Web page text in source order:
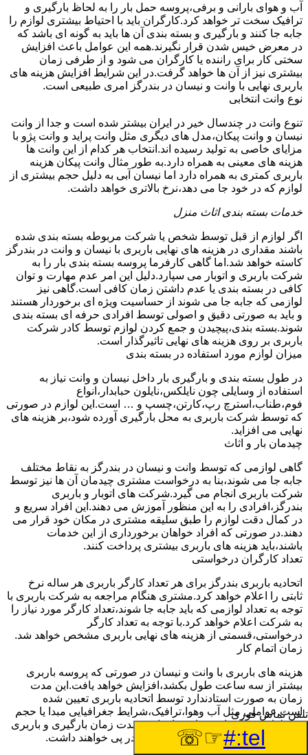
آب و هوای بارانی و برفی،پروسه حمل بار را به لحاظ بارگیری و
ترافیک سخت تر خواهد کرد.کارگران باید با احتیاط بیشتری لوازم را
جابه جا کنند و بارگیری و بسته بندی آن ها باید به گونه ای باشد که
در معرض خیس شدن قرار نگیرند.همه این عوامل باعث افزایش
سختی کار برای راننده یا کارگران می شود و از طرفی زمان
بیشتری نیز از آن ها خواهد گرفت.در این شرایط افزایش هزینه های
باربری نهایی با وانت و نیسان در بندرگز امری طبیعی است.
نوع وانت انتخابی
تنوع وانت در چندسال خیر در ایران بیشتر شده است و جدا از وانت
نیسان و وانت پیکان،مدل های دیگری مثل وانت پراید و وانت پژو با
مزایای خاصی به تولید رسیده اند.انتخاب هر کدام از این وانت ها
هزینه های معینی به همراه دارد.به طور مثال وانت پیکان هزینه
باربری کمتری به همراه دارد اما نیسان آبی به دلیل حجم بیشتری از
لوازم که در خود جا می دهد،نرخ بالاتری خواهد داشت.
خدمات بسته بندی اثاث منزل
اگر لوازم از قبل توسط شخص یا شرکت مربوطه بسته بندی شده
باشند مقداری در هزینه های نهایی باربری با نیسان و وانت در بندرگز
کاسته خواهد شد.اما گاهی کارفرما پروسه بسته بندی بار را به
شرکت باربری و اتوبار می سپارد.دلیل این امر عدم مهارت و توان
کافی در بسته بندی یا عدم داشتن زمان کافی است.گاهی نیز
لوازمی که جابه جا می شوند از حساسیت ویژه ای برخوردار هستند
و باید به صورتی دقیق و اصولی توسط افرادی حرفه ای بسته بندی
شوند.بسته بندی،پیچیدن و جمع کردن لوازم توسط کادر شرکت
باربری بر روی هزینه های نهایی تاثیرگذار است.
میزان لوازم مورد استفاده در بسته بندی
در طول بسته بندی و بارگیری بار داخل نیسان و وانت نیاز به
استفاده از وسایلی چون نایلکس،نایلون حبابدار،انواع
فوم،طناب،استرچ رپ،کارتن،چسپ و … است.این لوازم در صورتی
که توسط شرکت باربری به محل بارگیری آورده شود،بر هزینه های
نهایی می افزاید.
چیدمان بار و اثاث
گاهی لوازمی که توسط وانت و نیسان در بندرگز به نقاط مختلف
جابه جا می شوند،بنا به درخواست مشتری چیدمان آن ها نیز توسط
شرکت باربری انجام می گیرد.شرکت های اتوبار و باربری
بندرگز،افرادی را به این منظور آموزش می دهند.این افراد سریع و
در کمال دقت لوازم را طبق سلیقه مشتری در مکان خود قرار می
دهند.در صورتی که افراد خواهان برخورداری از این خدمات
باشند،باید هزینه های باربری بیشتری پرداخت کنند.
تعداد کارگران درخواستی
اتحادیه باربری بندرگز برای هر تعداد کارگر باربری هر ساله نرخ
ثابتی را اعلام خواهد کرد.مشتری هنگام مراجعه به شرکت باربری با
توجه به تعداد لوازمی که باید جابه جا شوند،تعداد کارگر مورد نیاز را
به شرکت اعلام خواهد کرد.با توجه به تعداد کارگر
درخواستی،قسمتی از هزینه های نهایی باربری مشخص خواهد شد.
زمان اتمام کار
هزینه های باربری با وانت و نیسان در صورتی که پروسه باربری
بیشتر از سه ساعت طول بکشد،افزایش خواهد یافت.این مدت
زمان به صورت استادندارد توسط اتحادیه باربری تعیین شده
است.عواملی مثل آب وهوا،ترافیک،شرایط جغرافیایی مبدا یا حجم
زیاد لوازم ممکن است باعث افزایش مدت زمان بارگیری و باربری
شوند که افزایش هزینه های باربری را در پی خواهند داشت.
تعداد طبقات ساختمان مبدا و مقصد
تلفن تماس فوری
tel:#
☞☏